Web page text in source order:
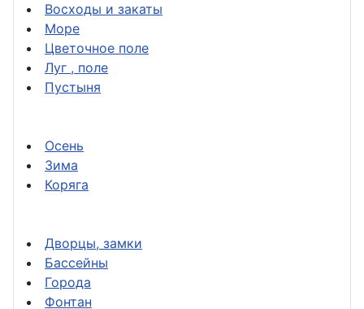
Восходы и закаты
Море
Цветочное поле
Луг , поле
Пустыня
Осень
Зима
Коряга
Дворцы, замки
Бассейны
Города
Фонтан